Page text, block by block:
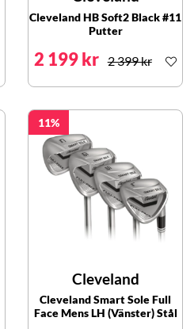
Cleveland HB Soft2 Black #11
Putter
2 199 kr 2 399 kr
11
Cleveland
Cleveland Smart Sole Full
Face Mens LH (Vänster) Stål